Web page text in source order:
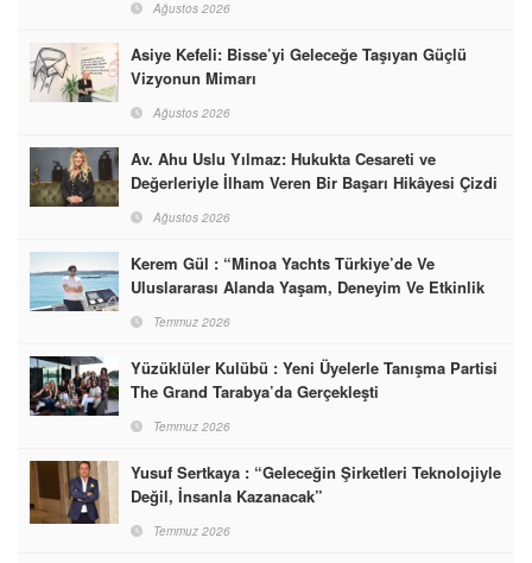
Ağustos 2026
Asiye Kefeli: Bisse’yi Geleceğe Taşıyan Güçlü
Vizyonun Mimarı
Ağustos 2026
Av. Ahu Uslu Yılmaz: Hukukta Cesareti ve
Değerleriyle İlham Veren Bir Başarı Hikâyesi Çizdi
Ağustos 2026
Kerem Gül : “Minoa Yachts Türkiye’de Ve
Uluslararası Alanda Yaşam, Deneyim Ve Etkinlik
Markası Olacak”
Temmuz 2026
Yüzüklüler Kulübü : Yeni Üyelerle Tanışma Partisi
The Grand Tarabya’da Gerçekleşti
Temmuz 2026
Yusuf Sertkaya : “Geleceğin Şirketleri Teknolojiyle
Değil, İnsanla Kazanacak”
Temmuz 2026